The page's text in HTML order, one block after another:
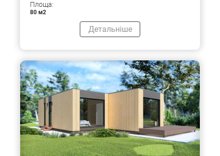
Площа:
80 м2
Детальніше